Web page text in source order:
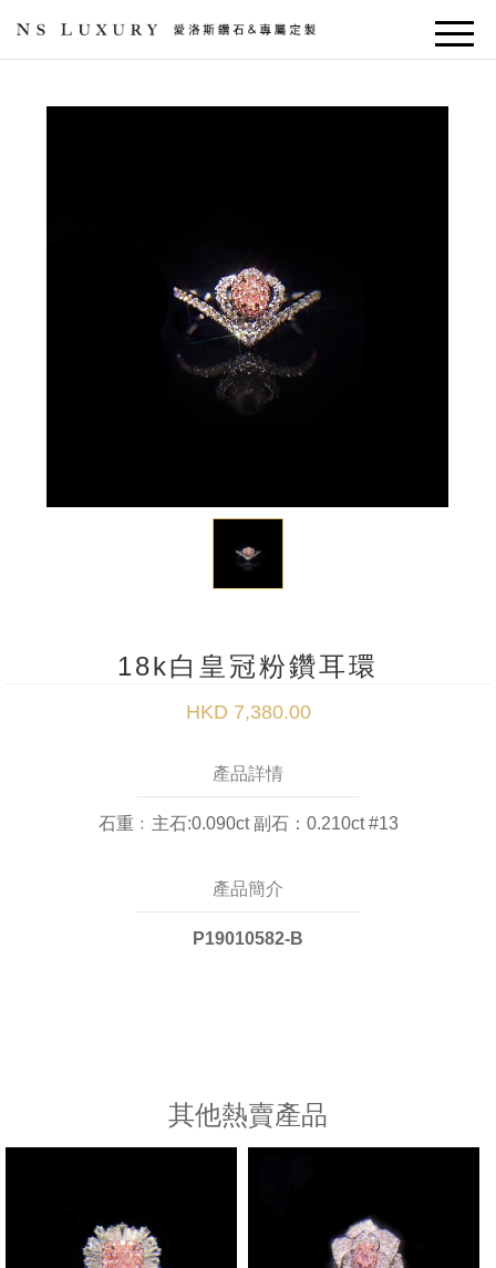
18k白皇冠粉鑽耳環
HKD 7,380.00
產品詳情
石重﹕主石:0.090ct 副石：0.210ct #13
產品簡介
P19010582-B
其他熱賣產品